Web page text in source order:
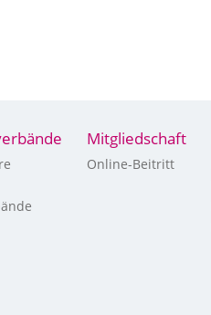
Mitgliedschaft
Online-Beitritt